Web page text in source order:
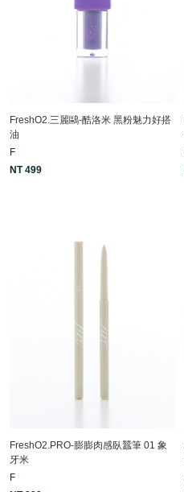
FreshO2.三麗鷗-酷洛米 黑粉魅力好搭
油
F
NT 499
FreshO2.PRO-膨膨肉感臥蠶筆 01 象
牙米
F